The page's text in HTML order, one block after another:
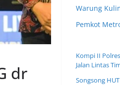
dr
Warung
Pemkot
Kompi II
Jalan Lintas
Songsong